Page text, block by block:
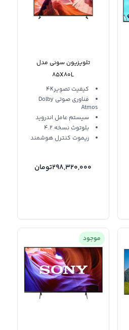
تلویزیون سونی مدل
85X80L
کیفیت تصویر4K
فناوری صوتی Dolby
Atmos
سیستم عامل اندروید
بلوتوث نسخه 4.2
ریموت کنترل هوشمند
298,320,000تومان
موجود